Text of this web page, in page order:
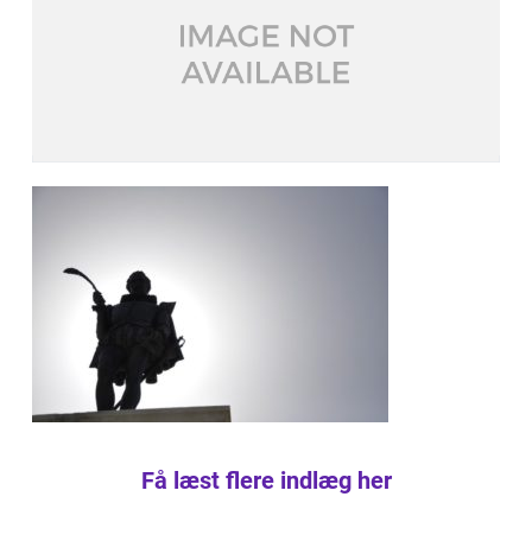
Få læst flere indlæg her